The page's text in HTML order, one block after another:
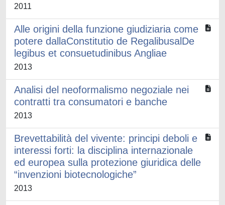
2011
Alle origini della funzione giudiziaria come
potere dallaConstitutio de RegalibusalDe
legibus et consuetudinibus Angliae
2013
Analisi del neoformalismo negoziale nei
contratti tra consumatori e banche
2013
Brevettabilità del vivente: principi deboli e
interessi forti: la disciplina internazionale
ed europea sulla protezione giuridica delle
“invenzioni biotecnologiche”
2013